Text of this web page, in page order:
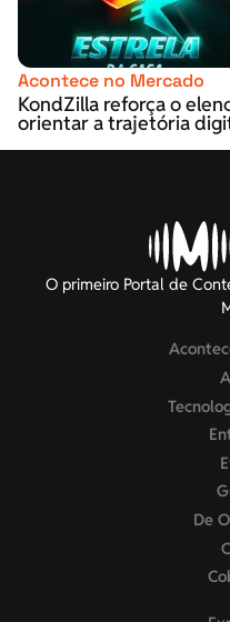
Acontece no Mercado
KondZilla reforça o
orientar a trajetória
O primeiro Portal de
De